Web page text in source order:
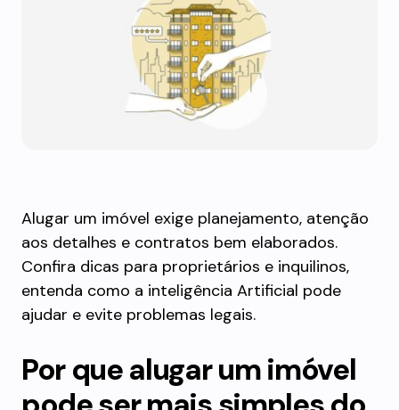
Alugar um imóvel exige planejamento, atenção
aos detalhes e contratos bem elaborados.
Confira dicas para proprietários e inquilinos,
entenda como a inteligência Artificial pode
ajudar e evite problemas legais.
Por que alugar um imóvel